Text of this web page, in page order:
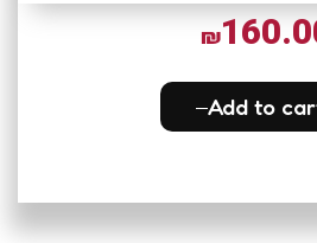
₪
Add to